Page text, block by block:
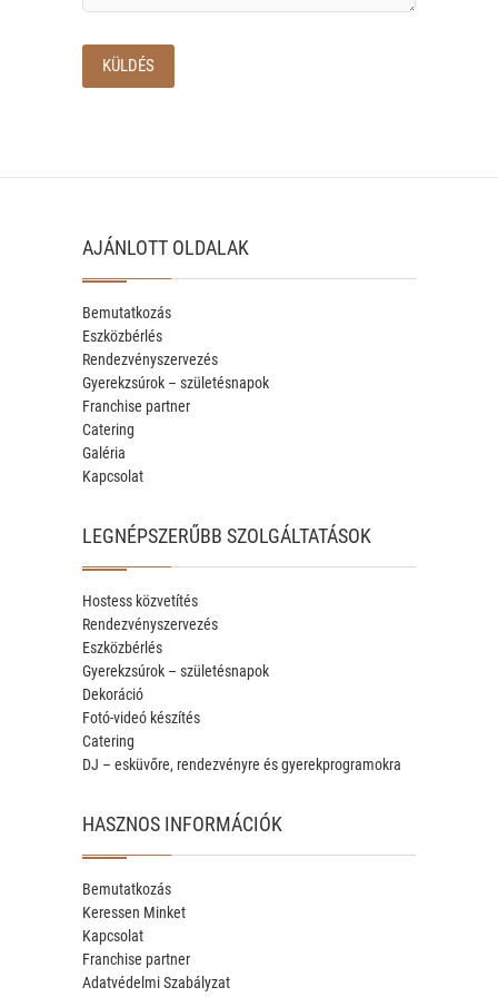
AJÁNLOTT OLDALAK
Bemutatkozás
Eszközbérlés
Rendezvényszervezés
Gyerekzsúrok – születésnapok
Franchise partner
Catering
Galéria
Kapcsolat
LEGNÉPSZERŰBB SZOLGÁLTATÁSOK
Hostess közvetítés
Rendezvényszervezés
Eszközbérlés
Gyerekzsúrok – születésnapok
Dekoráció
Fotó-videó készítés
Catering
DJ – esküvőre, rendezvényre és gyerekprogramokra
HASZNOS INFORMÁCIÓK
Bemutatkozás
Keressen Minket
Kapcsolat
Franchise partner
Adatvédelmi Szabályzat